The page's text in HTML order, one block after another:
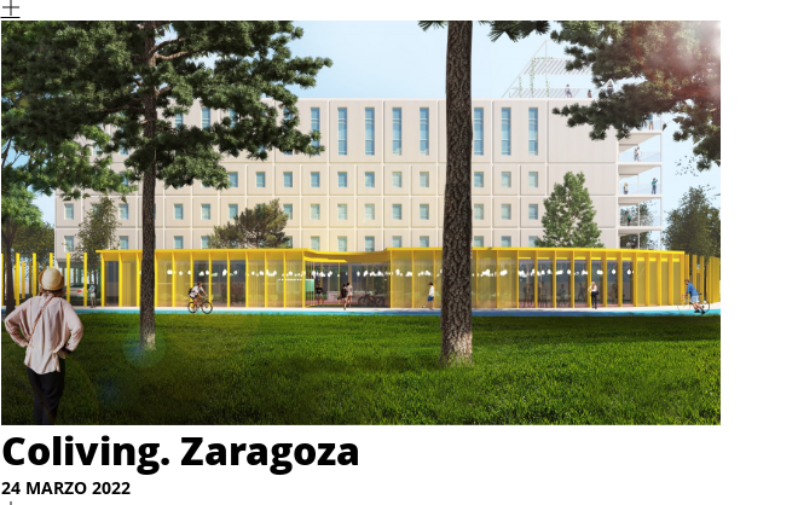
Coliving. Zaragoza
24 MARZO 2022